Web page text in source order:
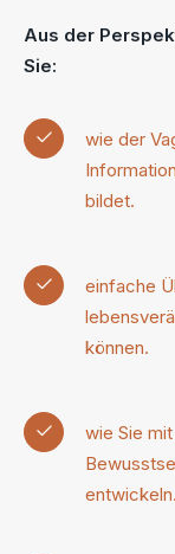
Aus der
Sie:
wie der
bildet.
einfache
können.
wie Sie
entwickeln.